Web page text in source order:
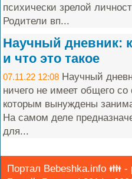
психически зрелой
Родители вп...
Научный дневник:
и что это такое
07.11.22 12:08 Научный
ничего не имеет общего
которым вынуждены
На самом деле
для...
Портал Bebeshka.info 👪 -